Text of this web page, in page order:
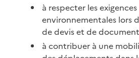
à respecter les exigences
environnementales lors
de devis et de
à contribuer à une